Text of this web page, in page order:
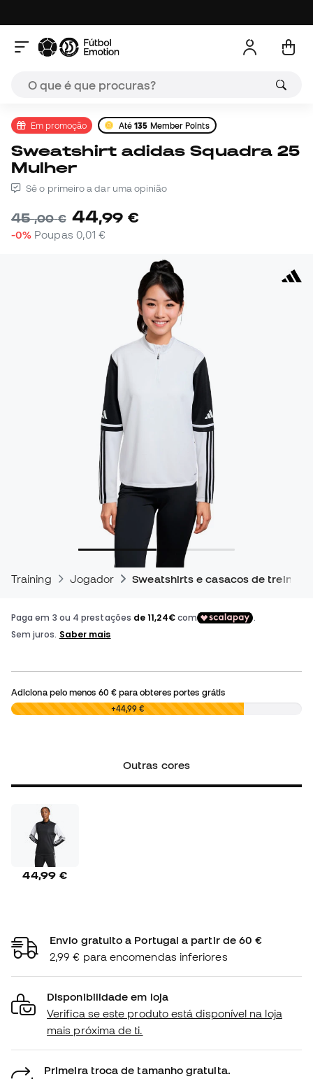
Em promoção Até135 Member Points
Sweatshirt adidas Squadra 25
Mulher
Sê o primeiro a dar uma opinião
45,00 € 44,99 €
-0% Poupas 0,01 €
Training Jogador Sweatshirts e casacos de treino
Adiciona pelo menos 60 €para obteres portes grátis
0,00 € +44,99 €
Outras cores
44,99 €
Envio gratuito a Portugal a partir de 60 €
2,99 € para encomendas inferiores
Disponibilidade em loja
Verifica se este produto está disponível na loja
mais próxima de ti.
Primeira troca de tamanho gratuita.